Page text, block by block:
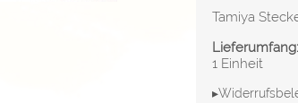
Tamiya
Lieferumfang:
1 Einheit